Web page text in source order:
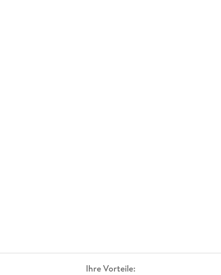
Ihre Vorteile: